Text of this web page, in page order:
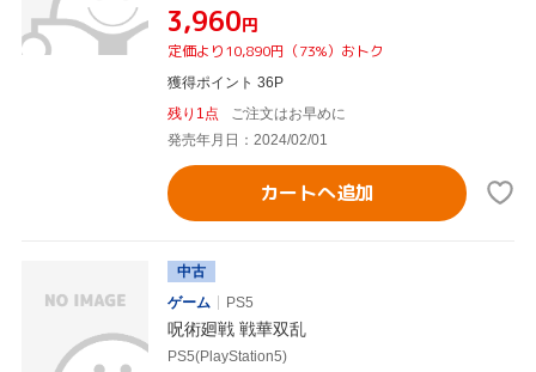
¥3,960円
定価より10,890円（73%）おトク
獲得ポイント 36P
残り1点
ご注文はお早めに
発売年月日：2024/02/01
カートへ追加
中古
ゲーム
PS5
呪術廻戦 戦華双乱
PS5(PlayStation5)